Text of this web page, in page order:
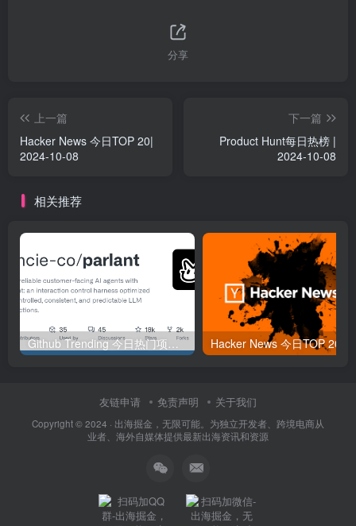
分享
上一篇
Hacker News 今日TOP 20|
2024-10-08
下一篇
Product Hunt每日热榜 |
2024-10-08
相关推荐
Github Trending 今日热门项目 | 2025-09-06
友链申请 免责声明 关于我们
Copyright © 2024 · 出海掘金，无限可能。为独立开发者、跨境电商从
业者、海外自媒体提供最新出海资讯和资源